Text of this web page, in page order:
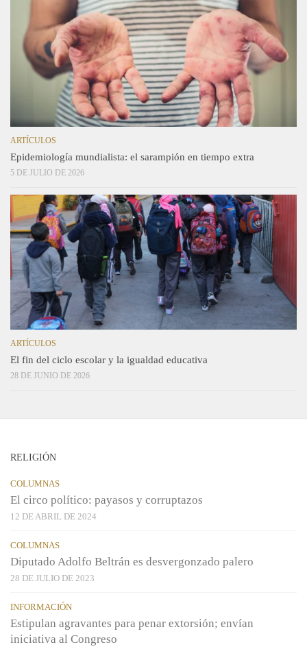
ARTÍCULOS
Epidemiología mundialista: el sarampión en tiempo extra
5 DE JULIO DE 2026
ARTÍCULOS
El fin del ciclo escolar y la igualdad educativa
28 DE JUNIO DE 2026
RELIGIÓN
COLUMNAS
El circo político: payasos y corruptazos
12 DE ABRIL DE 2024
COLUMNAS
Diputado Adolfo Beltrán es desvergonzado palero
28 DE JULIO DE 2023
INFORMACIÓN
Estipulan agravantes para penar extorsión; envían
iniciativa al Congreso